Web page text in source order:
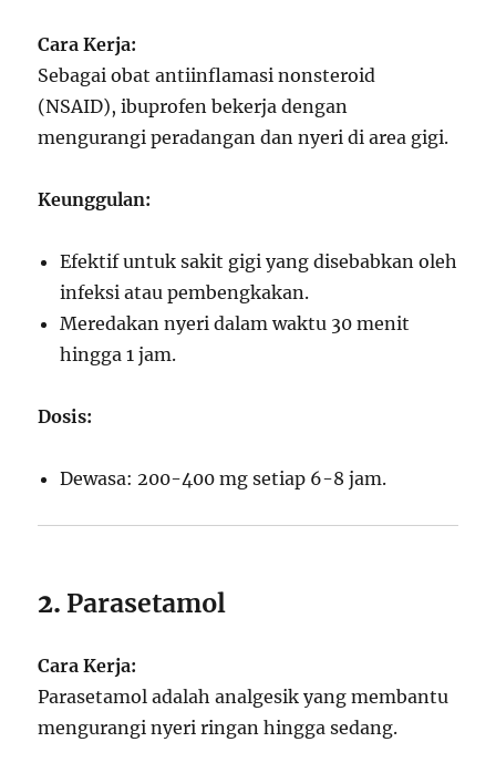
Cara Kerja:
Sebagai obat antiinflamasi nonsteroid
(NSAID), ibuprofen bekerja dengan
mengurangi peradangan dan nyeri di area gigi.
Keunggulan:
Efektif untuk sakit gigi yang disebabkan oleh
infeksi atau pembengkakan.
Meredakan nyeri dalam waktu 30 menit
hingga 1 jam.
Dosis:
Dewasa: 200-400 mg setiap 6-8 jam.
2. Parasetamol
Cara Kerja:
Parasetamol adalah analgesik yang membantu
mengurangi nyeri ringan hingga sedang.